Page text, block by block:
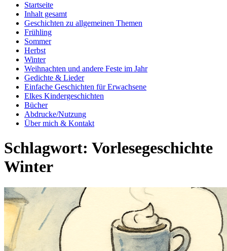
Startseite
Inhalt gesamt
Geschichten zu allgemeinen Themen
Frühling
Sommer
Herbst
Winter
Weihnachten und andere Feste im Jahr
Gedichte & Lieder
Einfache Geschichten für Erwachsene
Elkes Kindergeschichten
Bücher
Abdrucke/Nutzung
Über mich & Kontakt
Schlagwort: Vorlesegeschichte
Winter